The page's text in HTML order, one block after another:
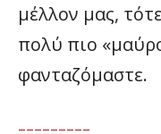
μέλλον μας,
πολύ πιο
φανταζόμαστε.